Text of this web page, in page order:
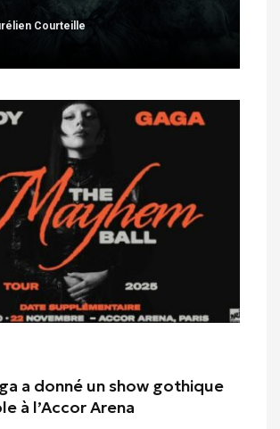
Courteille
a donné un show gothique
à l’Accor Arena